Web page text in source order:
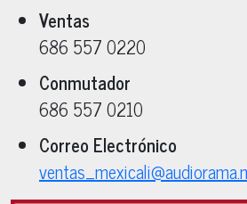
Ventas
686 557 0220
Conmutador
686 557 0210
Correo Electrónico